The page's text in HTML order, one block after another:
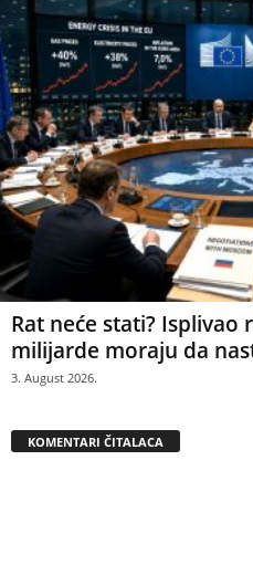
Rat neće stati? Isplivao
milijarde moraju da
3. August 2026.
KOMENTARI ČITALACA